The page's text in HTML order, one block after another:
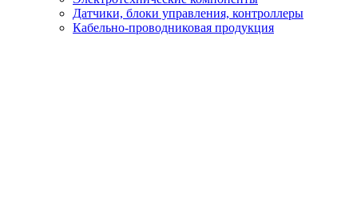
Датчики, блоки управления, контроллеры
Кабельно-проводниковая продукция